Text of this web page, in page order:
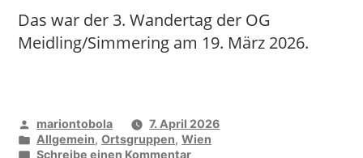
Das war der 3. Wandertag der OG
Meidling/Simmering am 19. März 2026.
Veröffentlicht
von
mariontobola
7. April 2026
Veröffentlicht
unter
Allgemein,Ortsgruppen,Wien
Schreibe einen Kommentarzu